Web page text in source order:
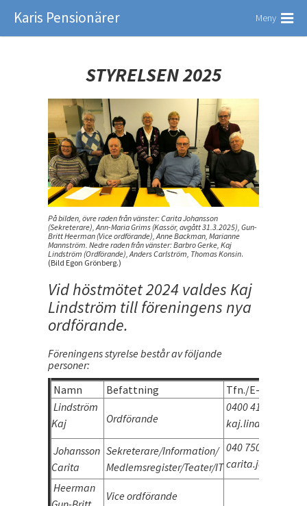
Karis Pensionärer Meny
STYRELSEN 2025
På bilden, övre raden från vänster: Carita Johansson
(Sekreterare), Ann-Maria Grims (Kassör, avgått 31.3.2025), Gun-
Britt Heerman (Vice ordförande), Anne Backman, Marianne
Mannström. Nedre raden från vänster: Barbro Gerke, Kaj
Lindström (Ordförande), Anders Carlström, Thomas Konsin.
(Bild Egon Grönberg.)
Vid höstmötet 2024 valdes Kaj
Lindström till föreningens nya
ordförande.
Föreningens styrelse består av följande
personer:
Namn
Befattning
Tfn./E-post
Lindström
Kaj
Ordförande
0400 415 680
Johansson
Carita
Sekreterare/Information/
Medlemsregister/Teater/IT
040 750 7896
Heerman
Vice ordförande